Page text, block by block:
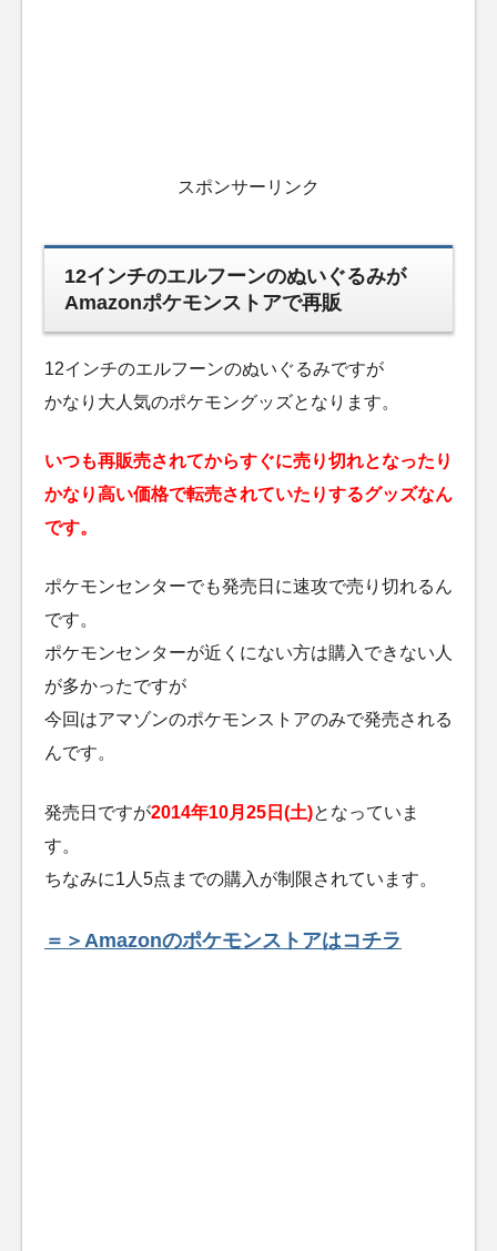
スポンサーリンク
12インチのエルフーンのぬいぐるみが
Amazonポケモンストアで再販
12インチのエルフーンのぬいぐるみですが
かなり大人気のポケモングッズとなります。
いつも再販売されてからすぐに売り切れとなったり
かなり高い価格で転売されていたりするグッズなん
です。
ポケモンセンターでも発売日に速攻で売り切れるん
です。
ポケモンセンターが近くにない方は購入できない人
が多かったですが
今回はアマゾンのポケモンストアのみで発売される
んです。
発売日ですが2014年10月25日(土)となっていま
す。
ちなみに1人5点までの購入が制限されています。
＝＞Amazonのポケモンストアはコチラ